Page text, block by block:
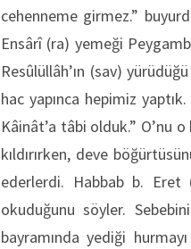
cehenneme girmez.”
Ensârî (ra) yemeği
Resûlüllâh’ın (sav)
hac yapınca hepimiz
Kâinât’a tâbi olduk.” O’nu
kıldırırken, deve
ederlerdi. Habbab b. Eret
okuduğunu söyler.
bayramında yediği